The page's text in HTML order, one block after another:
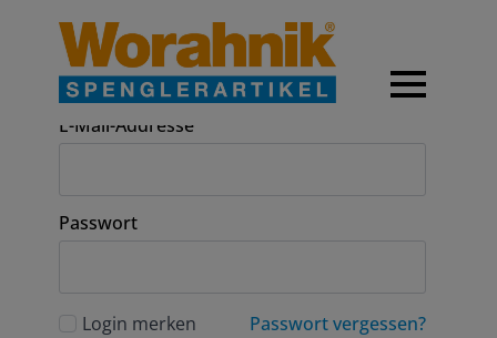
Anmeldung
E-Mail-Addresse
Passwort
Login merken Passwort vergessen?